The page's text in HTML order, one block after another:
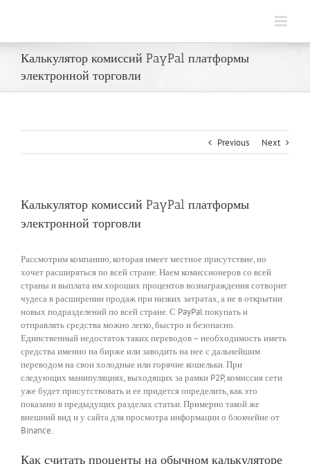
Калькулятор комиссий PayPal платформы
электронной торговли
Previous Next
Калькулятор комиссий PayPal платформы
электронной торговли
Рассмотрим компанию, которая имеет местное присутствие, но
хочет расширяться по всей стране. Наем комиссионеров со всей
страны и выплата им хороших процентов вознаграждения сотворит
чудеса в расширении продаж при низких затратах, а не в открытии
новых подразделений по всей стране. С PayPal покупать и
отправлять средства можно легко, быстро и безопасно.
Единственный недостаток таких переводов – необходимость иметь
средства именно на бирже или заводить на нее с дальнейшим
переводом на свои холодные или горячие кошельки. При
следующих манипуляциях, выходящих за рамки P2P, комиссия сети
уже будет присутствовать и ее придется определить, как это
показано в предыдущих разделах статьи. Примерно такой же
внешний вид и у сайта для просмотра информации о блокчейне от
Binance.
Как считать проценты на обычном калькуляторе